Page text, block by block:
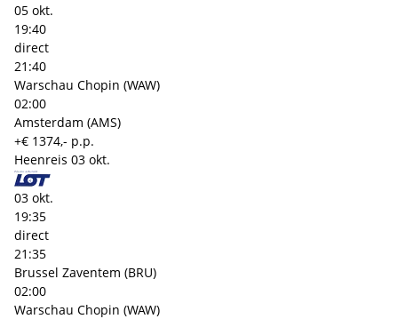
05 okt.
19:40
direct
21:40
Warschau Chopin (WAW)
02:00
Amsterdam (AMS)
+€ 1374,- p.p.
Heenreis 03 okt.
03 okt.
19:35
direct
21:35
Brussel Zaventem (BRU)
02:00
Warschau Chopin (WAW)